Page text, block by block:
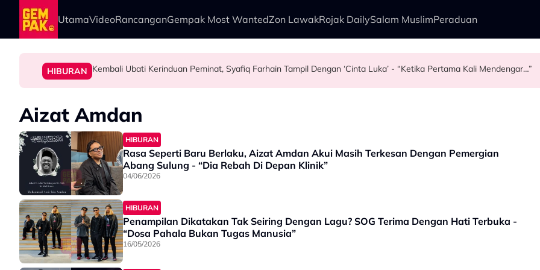
Skip to main content
UtamaVideoRancanganGempak Most WantedZon LawakRojak DailySalam MuslimPeraduan
HIBURAN Kembali Ubati Kerinduan Peminat, Syafiq Farhain Tampil Dengan ‘Cinta Luka’ - “Ketika Pertama Kali Mendengar…”
Aizat Amdan
HIBURAN
Rasa Seperti Baru Berlaku, Aizat Amdan Akui Masih Terkesan Dengan Pemergian
Abang Sulung - “Dia Rebah Di Depan Klinik”
04/06/2026
HIBURAN
Penampilan Dikatakan Tak Seiring Dengan Lagu? SOG Terima Dengan Hati Terbuka -
“Dosa Pahala Bukan Tugas Manusia”
16/05/2026